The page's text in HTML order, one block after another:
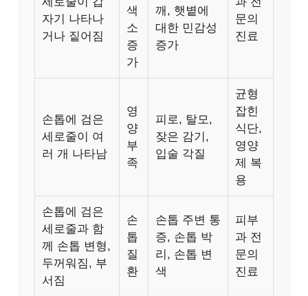
자기 나타나
거나 짙어짐
색
소
증
가
깨, 햇볕에
대한 민감성
증가
문의
진료
손톱에 검은
세로줄이 여
러 개 나타남
영
양
부
족
피로, 탈모,
잦은 감기,
입술 각질
균형
잡힌
식단,
영양
제 복
용
손톱에 검은
세로줄과 함
께 손톱 변형,
두꺼워짐, 부
서짐
손
톱
질
환
손톱 주변 통
증, 손톱 박
리, 손톱 변
색
피부
과 전
문의
진료